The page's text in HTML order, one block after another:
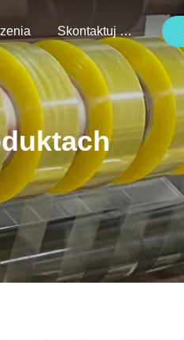
Skontaktuj Się Z Nami